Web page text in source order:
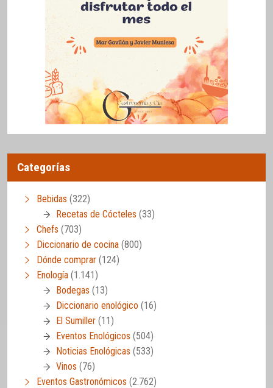
Categorías
Bebidas (322)
Recetas de Cócteles (33)
Chefs (703)
Diccionario de cocina (800)
Dónde comprar (124)
Enología (1.141)
Bodegas (13)
Diccionario enológico (16)
El Sumiller (11)
Eventos Enológicos (504)
Noticias Enológicas (533)
Vinos (76)
Eventos Gastronómicos (2.762)